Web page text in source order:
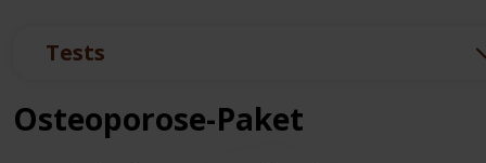
Tests
Osteoporose-Paket